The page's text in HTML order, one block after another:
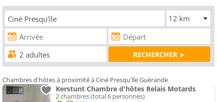
Chambres d'hôtes à proximité à Ciné Presqu'île Guérande
Kerstunt Chambre d'hôtes Relais Motards
2 chambres (total 6 personnes)